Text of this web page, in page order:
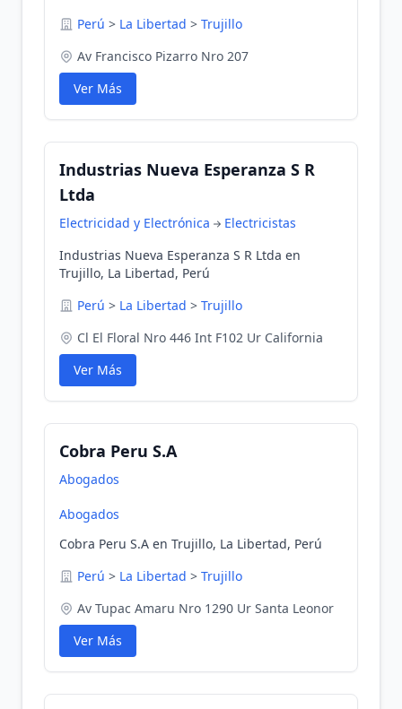
Perú > La Libertad > Trujillo
Av Francisco Pizarro Nro 207
Ver Más
Industrias Nueva Esperanza S R
Ltda
Electricidad y Electrónica
Electricistas
Industrias Nueva Esperanza S R Ltda en
Trujillo, La Libertad, Perú
Perú > La Libertad > Trujillo
Cl El Floral Nro 446 Int F102 Ur California
Ver Más
Cobra Peru S.A
Abogados
Abogados
Cobra Peru S.A en Trujillo, La Libertad, Perú
Perú > La Libertad > Trujillo
Av Tupac Amaru Nro 1290 Ur Santa Leonor
Ver Más